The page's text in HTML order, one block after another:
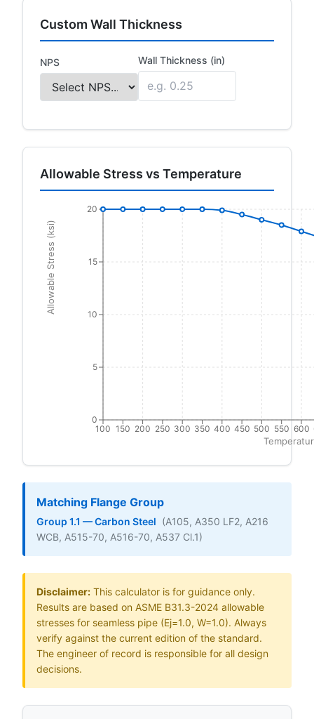
Custom Wall Thickness
NPS Wall Thickness (in)
Allowable Stress vs Temperature
100 150 200 250 300 350 400 450 500 550 600
0
5
10
15
20
Allowable Stress (ksi)
Matching Flange Group
Group 1.1 — Carbon Steel (A105, A350 LF2, A216
WCB, A515-70, A516-70, A537 Cl.1)
Disclaimer: This calculator is for guidance only.
Results are based on ASME B31.3-2024 allowable
stresses for seamless pipe (Ej=1.0, W=1.0). Always
verify against the current edition of the standard.
The engineer of record is responsible for all design
decisions.